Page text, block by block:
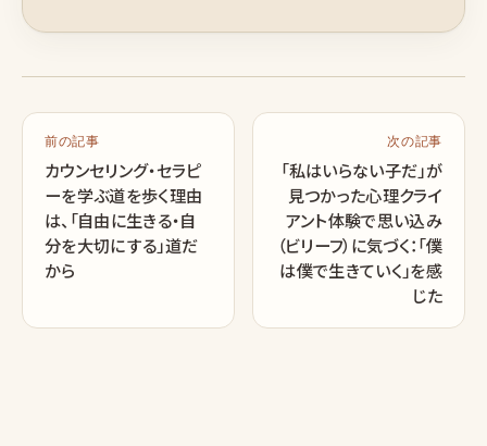
前の記事
カウンセリング・セラピ
ーを学ぶ道を歩く理由
は、「自由に生きる・自
分を大切にする」道だ
から
次の記事
「私はいらない子だ」が
見つかった心理クライ
アント体験で思い込み
（ビリーフ）に気づく：「僕
は僕で生きていく」を感
じた